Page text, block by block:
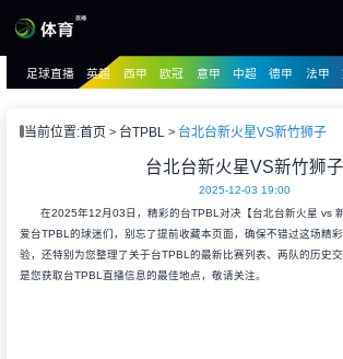
播
足球直播 英超 西甲 欧冠 意甲 中超 德甲 法甲
当前位置:首页 台TPBL 台北台新火星VS新竹狮子
台北台新火星VS新竹狮子
2025-12-03 19:00
在2025年12月03日，精彩的台TPBL对决【台北台新火星 vs
爱台TPBL的球迷们，别忘了提前收藏本页面，确保不错过这场精
验，还特别为您整理了关于台TPBL的最新比赛列表、两队的历史
是您获取台TPBL直播信息的最佳地点，敬请关注。